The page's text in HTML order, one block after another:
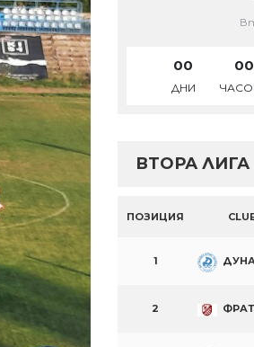
00
ДНИ
00
ВТОРА ЛИГА
ПОЗИЦИЯ
1
2